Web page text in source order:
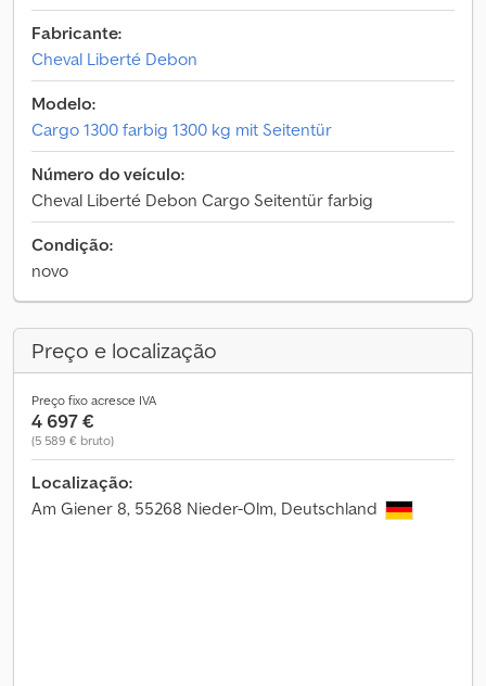
Fabricante:
Cheval Liberté Debon
Modelo:
Cargo 1300 farbig 1300 kg mit Seitentür
Número do veículo:
Cheval Liberté Debon Cargo Seitentür farbig
Condição:
novo
Preço e localização
Preço fixo acresce IVA
4 697 €
(5 589 € bruto)
Localização:
Am Giener 8, 55268 Nieder-Olm, Deutschland